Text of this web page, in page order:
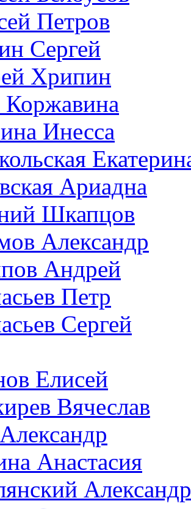
Петров
Сергей
Хрипин
Инесса
Ариадна
Шкапцов
Александр
Андрей
Петр
Сергей
Елисей
Вячеслав
Анастасия
Александр